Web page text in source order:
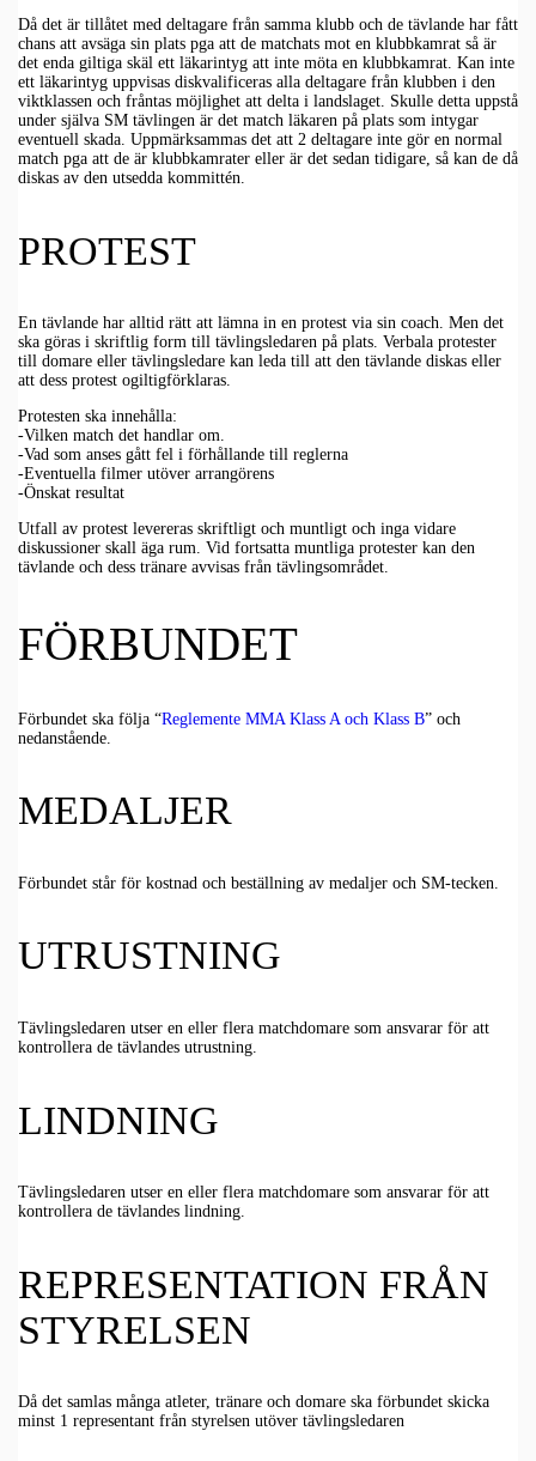
Då det är tillåtet med deltagare från samma klubb och de tävlande har fått
chans att avsäga sin plats pga att de matchats mot en klubbkamrat så är
det enda giltiga skäl ett läkarintyg att inte möta en klubbkamrat. Kan inte
ett läkarintyg uppvisas diskvalificeras alla deltagare från klubben i den
viktklassen och fråntas möjlighet att delta i landslaget. Skulle detta uppstå
under själva SM tävlingen är det match läkaren på plats som intygar
eventuell skada. Uppmärksammas det att 2 deltagare inte gör en normal
match pga att de är klubbkamrater eller är det sedan tidigare, så kan de då
diskas av den utsedda kommittén.
PROTEST
En tävlande har alltid rätt att lämna in en protest via sin coach. Men det
ska göras i skriftlig form till tävlingsledaren på plats. Verbala protester
till domare eller tävlingsledare kan leda till att den tävlande diskas eller
att dess protest ogiltigförklaras.
Protesten ska innehålla:
-Vilken match det handlar om.
-Vad som anses gått fel i förhållande till reglerna
-Eventuella filmer utöver arrangörens
-Önskat resultat
Utfall av protest levereras skriftligt och muntligt och inga vidare
diskussioner skall äga rum. Vid fortsatta muntliga protester kan den
tävlande och dess tränare avvisas från tävlingsområdet.
FÖRBUNDET
Förbundet ska följa “Reglemente MMA Klass A och Klass B” och
nedanstående.
MEDALJER
Förbundet står för kostnad och beställning av medaljer och SM-tecken.
UTRUSTNING
Tävlingsledaren utser en eller flera matchdomare som ansvarar för att
kontrollera de tävlandes utrustning.
LINDNING
Tävlingsledaren utser en eller flera matchdomare som ansvarar för att
kontrollera de tävlandes lindning.
REPRESENTATION FRÅN
STYRELSEN
Då det samlas många atleter, tränare och domare ska förbundet skicka
minst 1 representant från styrelsen utöver tävlingsledaren